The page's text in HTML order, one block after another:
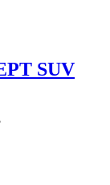
SUV